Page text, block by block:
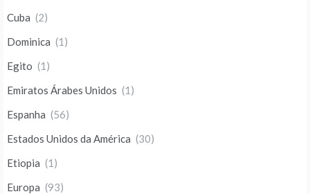
Cuba (2)
Dominica (1)
Egito (1)
Emiratos Árabes Unidos (1)
Espanha (56)
Estados Unidos da América (30)
Etiopia (1)
Europa (93)